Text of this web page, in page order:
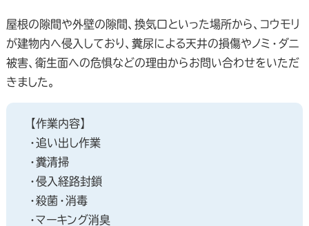
屋根の隙間や外壁の隙間、換気口といった場所から、コウモリ
が建物内へ侵入しており、糞尿による天井の損傷やノミ・ダニ
被害、衛生面への危惧などの理由からお問い合わせをいただ
きました。
【作業内容】
・追い出し作業
・糞清掃
・侵入経路封鎖
・殺菌・消毒
・マーキング消臭